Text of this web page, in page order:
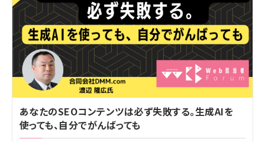
あなたのSEOコンテンツは必ず失敗する。生成AIを
使っても、自分でがんばっても